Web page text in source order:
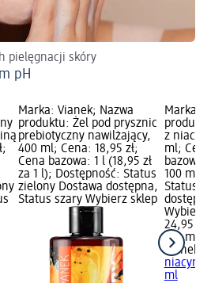
pielęgnacji skóry
pH
Marka: Vianek; Nazwa
produktu: Żel pod prysznic
prebiotyczny nawilżający,
400 ml; Cena: 18,95 zł;
Cena bazowa: 1 l (18,95 zł
za 1 l); Dostępność: Status
zielony Dostawa dostępna,
Status szary Wybierz sklep
Marka:
z
ml;
bazowa:
100 ml);
Status
Wybierz
24,95 zł
150 ml
Vianek
ml